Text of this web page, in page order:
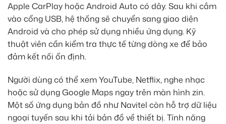
Apple CarPlay hoặc Android Auto có dây. Sau khi cắm
vào cổng USB, hệ thống sẽ chuyển sang giao diện
Android và cho phép sử dụng nhiều ứng dụng. Kỹ
thuật viên cần kiểm tra thực tế từng dòng xe để bảo
đảm kết nối ổn định.
Người dùng có thể xem YouTube, Netflix, nghe nhạc
hoặc sử dụng Google Maps ngay trên màn hình zin.
Một số ứng dụng bản đồ như Navitel còn hỗ trợ dữ liệu
ngoại tuyến sau khi tải bản đồ về thiết bị. Tính năng